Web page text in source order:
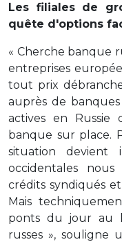
Les filiales de
quête d'options
« Cherche banque
entreprises
tout prix
auprès de banques
actives en
banque sur place.
situation devient
occidentales
crédits syndiqués
Mais
ponts du jour au
russes », souligne